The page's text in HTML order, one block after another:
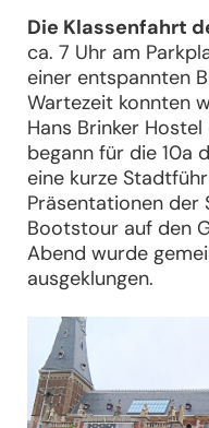
Die Klassenfahrt
ca. 7 Uhr am
einer entspannten
Wartezeit konnten
Hans Brinker
begann für die 10a
eine kurze
Präsentationen der
Bootstour auf den
Abend wurde
ausgeklungen.